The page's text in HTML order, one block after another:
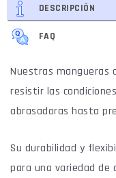
DESCRIPCIÓN
FAQ
Nuestras mangueras
resistir las
abrasadoras hasta
Su durabilidad y
para una variedad de